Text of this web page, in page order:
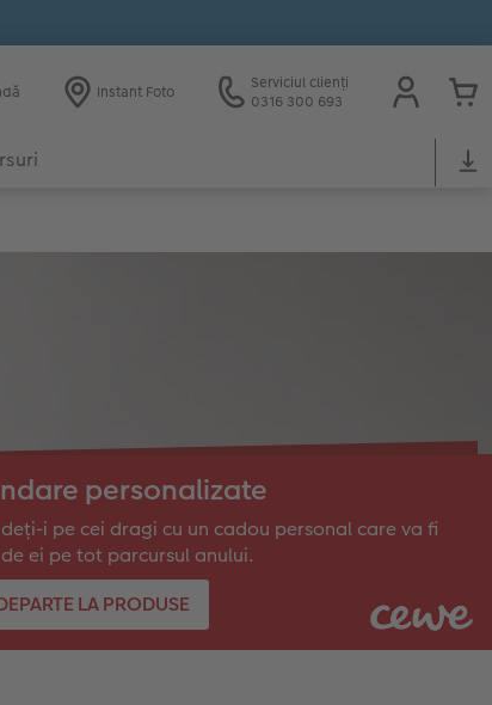
Instant Foto
Serviciul clienți
0316 300 693
personalizate
i pe cei dragi cu un cadou personal care va fi
ei pe tot parcursul anului.
LA PRODUSE